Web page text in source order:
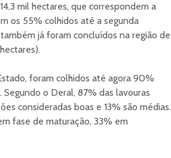
mil hectares, que correspondem a
os 55% colhidos até a segunda
já foram concluídos na região de
foram colhidos até agora 90%
o Deral, 87% das lavouras
consideradas boas e 13% são médias.
fase de maturação, 33% em